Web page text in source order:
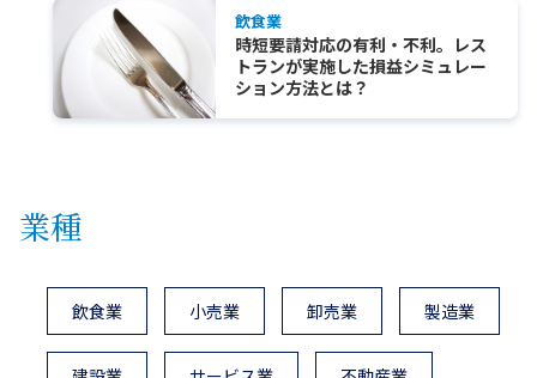
飲食業
時短要請対応の有利・不利。レス
トランが実施した損益シミュレー
ション方法とは？
業種
飲食業 小売業 卸売業 製造業